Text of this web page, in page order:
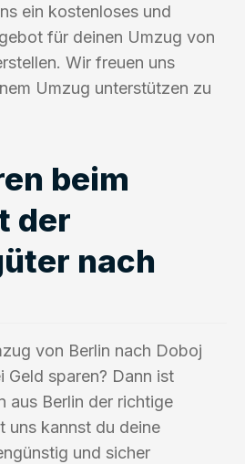
ein kostenloses und
für deinen Umzug von
Wir freuen uns
Umzug unterstützen zu
beim
der
nach
von Berlin nach Doboj
Geld sparen? Dann ist
aus Berlin der richtige
uns kannst du deine
und sicher